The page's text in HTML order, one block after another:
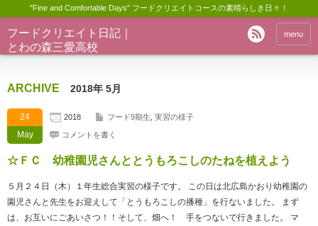
"Fine and Comfortable Days" フードクリエイトコースの素晴らしき日々！
フードクリエイト日記｜
とわの森三愛高校
menu
ARCHIVE 2018年 5月
24
May
2018 フード9期生 実習の様子
コメントを書く
☆ＦＣ 幼稚園児さんととうもろこしのたねを植えよう
５月２４日（木）１年生総合実習の様子です。 この日は北広島かおり幼稚園の
園児さんと先生をお迎えして「とうもろこしの播種」を行ないました。 まず
は、お互いにごあいさつ！！そして、畑へ！ 手をつないで行きました。 マ